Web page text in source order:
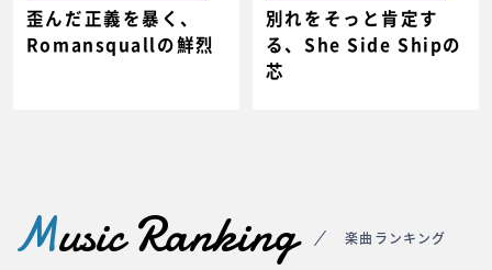
歪んだ正義を暴く、
Romansquallの鮮烈
別れをそっと肯定す
る、She Side Shipの
芯
Music Ranking 楽曲ランキング